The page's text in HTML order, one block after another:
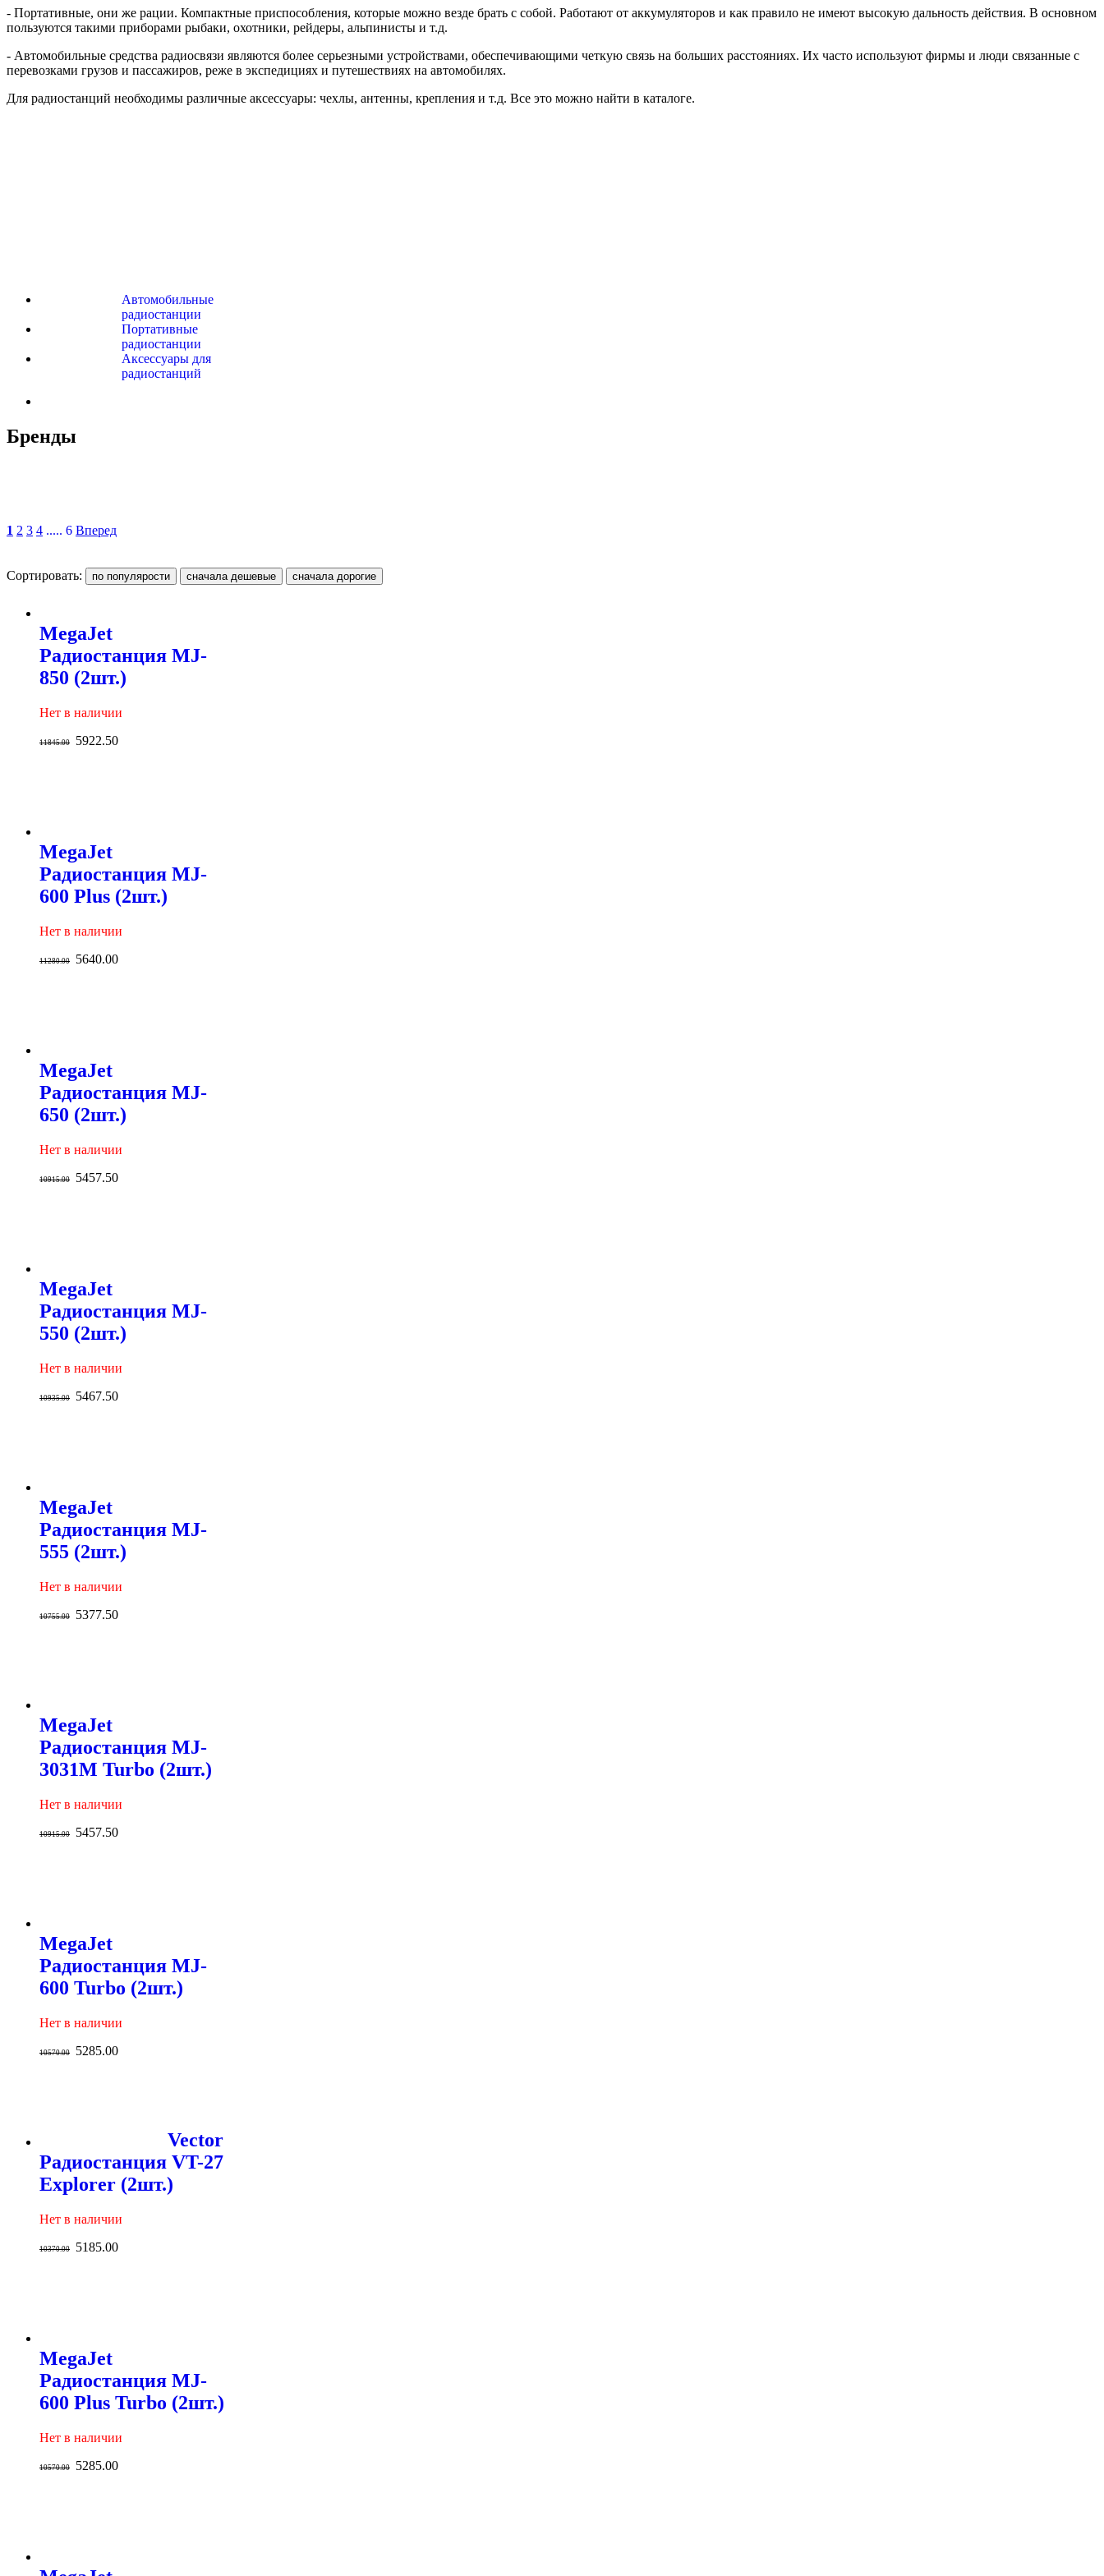
- Портативные, они же рации. Компактные приспособления, которые можно везде брать с собой. Работают от аккумуляторов и как правило не имеют высокую дальность действия. В основном
пользуются такими приборами рыбаки, охотники, рейдеры, альпинисты и т.д.
- Автомобильные средства радиосвязи являются более серьезными устройствами, обеспечивающими четкую связь на больших расстояниях. Их часто используют фирмы и люди связанные с
перевозками грузов и пассажиров, реже в экспедициях и путешествиях на автомобилях.
Для радиостанций необходимы различные аксессуары: чехлы, антенны, крепления и т.д. Все это можно найти в каталоге.
Автомобильные
радиостанции
Портативные
радиостанции
Аксессуары для
радиостанций
Бренды
1 2 3 4 ..... 6 Вперед
Сортировать:
MegaJet
Радиостанция MJ-
850 (2шт.)
Нет в наличии
11845.00 5922.50
MegaJet
Радиостанция MJ-
600 Plus (2шт.)
Нет в наличии
11280.00 5640.00
MegaJet
Радиостанция MJ-
650 (2шт.)
Нет в наличии
10915.00 5457.50
MegaJet
Радиостанция MJ-
550 (2шт.)
Нет в наличии
10935.00 5467.50
MegaJet
Радиостанция MJ-
555 (2шт.)
Нет в наличии
10755.00 5377.50
MegaJet
Радиостанция MJ-
3031M Turbo (2шт.)
Нет в наличии
10915.00 5457.50
MegaJet
Радиостанция MJ-
600 Turbo (2шт.)
Нет в наличии
10570.00 5285.00
Vector
Радиостанция VT-27
Explorer (2шт.)
Нет в наличии
10370.00 5185.00
MegaJet
Радиостанция MJ-
600 Plus Turbo (2шт.)
Нет в наличии
10570.00 5285.00